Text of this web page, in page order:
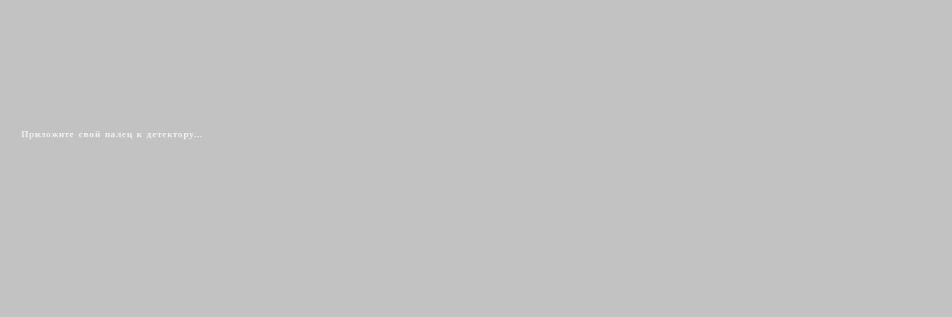
Приложите свой палец к детектору...